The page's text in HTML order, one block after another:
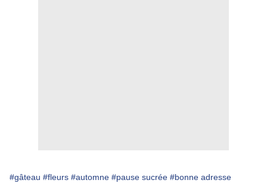
#gâteau #fleurs #automne #pause sucrée #bonne adresse